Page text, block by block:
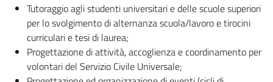
Tutoraggio agli studenti universitari e delle scuole superiori
per lo svolgimento di alternanza scuola/lavoro e tirocini
curriculari e tesi di laurea;
Progettazione di attività, accoglienza e coordinamento per
volontari del Servizio Civile Universale;